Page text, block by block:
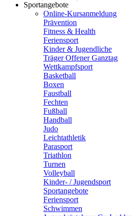
Sportangebote
Online-Kursanmeldung
Prävention
Fitness & Health
Feriensport
Kinder & Jugendliche
Träger Offener Ganztag
Wettkampfsport
Basketball
Boxen
Faustball
Fechten
Fußball
Handball
Judo
Leichtathletik
Parasport
Triathlon
Turnen
Volleyball
Kinder- / Jugendsport
Sportangebote
Feriensport
Schwimmen